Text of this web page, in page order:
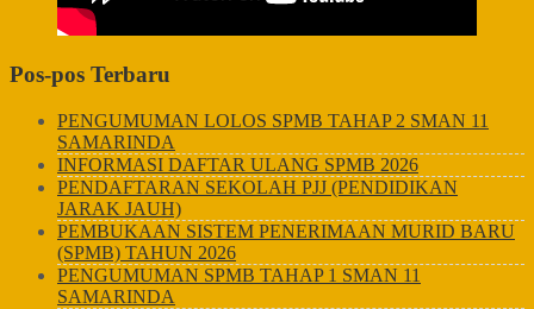
Pos-pos Terbaru
PENGUMUMAN LOLOS SPMB TAHAP 2 SMAN 11
SAMARINDA
INFORMASI DAFTAR ULANG SPMB 2026
PENDAFTARAN SEKOLAH PJJ (PENDIDIKAN
JARAK JAUH)
PEMBUKAAN SISTEM PENERIMAAN MURID BARU
(SPMB) TAHUN 2026
PENGUMUMAN SPMB TAHAP 1 SMAN 11
SAMARINDA